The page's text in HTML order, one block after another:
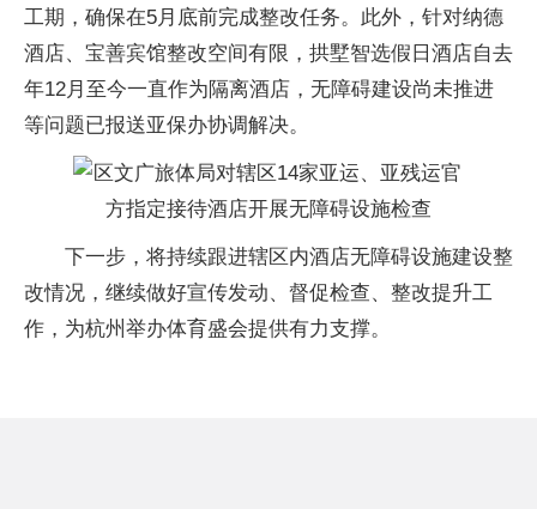
工期，确保在5月底前完成整改任务。此外，针对纳德
酒店、宝善宾馆整改空间有限，拱墅智选假日酒店自去
年12月至今一直作为隔离酒店，无障碍建设尚未推进
等问题已报送亚保办协调解决。
下一步，将持续跟进辖区内酒店无障碍设施建设整
改情况，继续做好宣传发动、督促检查、整改提升工
作，为杭州举办体育盛会提供有力支撑。